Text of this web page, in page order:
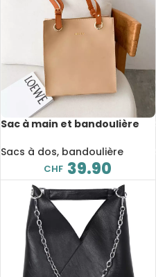
Sac à main et bandoulière
styliste, à poignée
supérieure
Sacs à dos, bandoulière
CHF 39.90